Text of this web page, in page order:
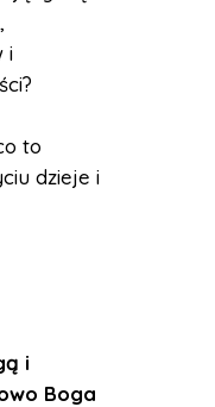
i
to
dzieje i
i
Boga